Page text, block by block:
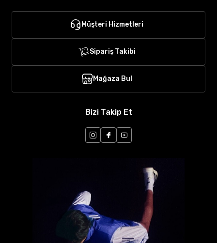
Müşteri Hizmetleri
Sipariş Takibi
Mağaza Bul
Bizi Takip Et